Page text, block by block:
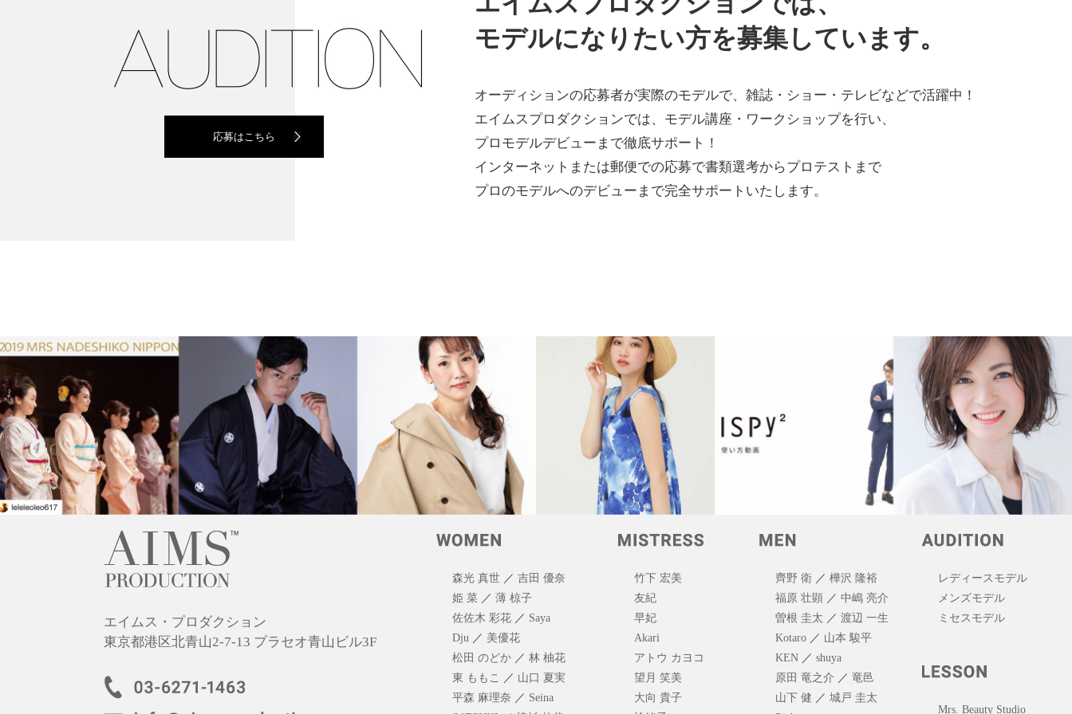
応募はこちら
モデルになりたい方を募集しています。
オーディションの応募者が実際のモデルで、雑誌・ショー・テレビなどで活躍中！
エイムスプロダクションでは、モデル講座・ワークショップを行い、
プロモデルデビューまで徹底サポート！
インターネットまたは郵便での応募で書類選考からプロテストまで
プロのモデルへのデビューまで完全サポートいたします。
エイムス・プロダクション
東京都港区北青山2-7-13 プラセオ青山ビル3F
森光 真世 ／吉田 優奈
姫 菜 ／薄 椋子
佐佐木 彩花 ／ Saya
Dju ／ 美優花
松田 のどか ／林 柚花
東 ももこ ／ 山口 夏実
平森 麻理奈 ／ Seina
竹下 宏美
友紀
早妃
Akari
アトウ カヨコ
望月 笑美
大向 貴子
齊野 衛 ／樺沢 隆裕
福原 壮顕 ／中嶋 亮介
曽根 圭太 ／渡辺 一生
Kotaro ／ 山本 駿平
KEN ／shuya
原田 竜之介 ／竜邑
山下 健 ／城戸 圭太
レディースモデル
メンズモデル
ミセスモデル
Mrs. Beauty Studio